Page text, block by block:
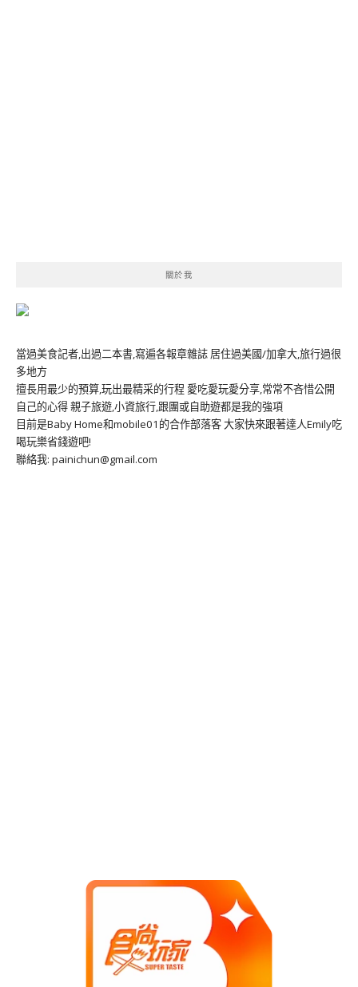
關於我
當過美食記者,出過二本書,寫遍各報章雜誌 居住過美國/加拿大,旅行過很
多地方
擅長用最少的預算,玩出最精采的行程 愛吃愛玩愛分享,常常不吝惜公開
自己的心得 親子旅遊,小資旅行,跟團或自助遊都是我的強項
目前是Baby Home和mobile01的合作部落客 大家快來跟著達人Emily吃
喝玩樂省錢遊吧!
聯絡我: painichun@gmail.com